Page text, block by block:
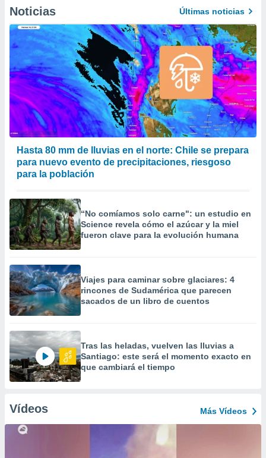
Noticias Últimas noticias
Hasta 80 mm de lluvias en el norte: Chile se prepara
para nuevo evento de precipitaciones, riesgoso
para la población
“No comíamos solo carne": un estudio en
Science revela cómo el azúcar y la miel
fueron clave para la evolución humana
Viajes para caminar sobre glaciares: 4
rincones de Sudamérica que parecen
sacados de un libro de cuentos
Tras las heladas, vuelven las lluvias a
Santiago: este será el momento exacto en
que cambiará el tiempo
Vídeos Más Vídeos